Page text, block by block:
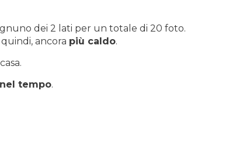
dei 2 lati per un totale di 20 foto.
ancora più caldo.
tempo.